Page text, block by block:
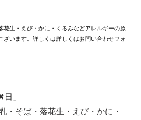
生・えび・かに・くるみなどアレルギーの原
います。詳しくは詳しくはお問い合わせフォ
」
・そば・落花生・えび・かに・